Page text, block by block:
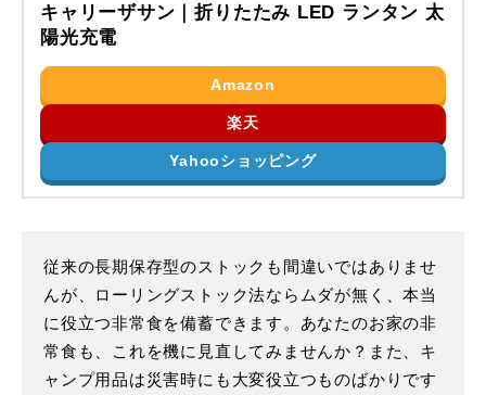
キャリーザサン｜折りたたみ LED ランタン 太
陽光充電
Amazon
楽天
Yahooショッピング
従来の長期保存型のストックも間違いではありませ
んが、ローリングストック法ならムダが無く、本当
に役立つ非常食を備蓄できます。あなたのお家の非
常食も、これを機に見直してみませんか？また、キ
ャンプ用品は災害時にも大変役立つものばかりです